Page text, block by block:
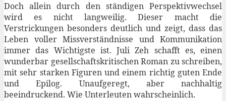
Doch allein durch den ständigen Perspektivwechsel
wird es nicht langweilig. Dieser macht die
Verstrickungen besonders deutlich und zeigt, dass das
Leben voller Missverständnisse und Kommunikation
immer das Wichtigste ist. Juli Zeh schafft es, einen
wunderbar gesellschaftskritischen Roman zu schreiben,
mit sehr starken Figuren und einem richtig guten Ende
und Epilog. Unaufgeregt, aber nachhaltig
beeindruckend. Wie Unterleuten wahrscheinlich.